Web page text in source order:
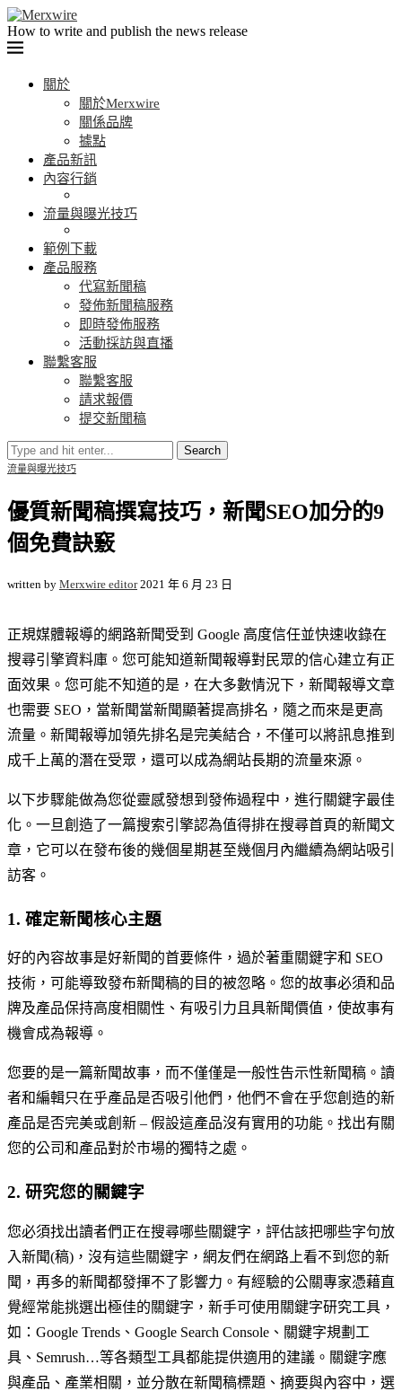
How to write and publish the news release
關於
關於Merxwire
關係品牌
據點
產品新訊
內容行銷
流量與曝光技巧
範例下載
產品服務
代寫新聞稿
發佈新聞稿服務
即時發佈服務
活動採訪與直播
聯繫客服
聯繫客服
請求報價
提交新聞稿
Search
流量與曝光技巧
優質新聞稿撰寫技巧，新聞SEO加分的9
個免費訣竅
written by Merxwire editor 2021 年 6 月 23 日
正規媒體報導的網路新聞受到 Google 高度信任並快速收錄在
搜尋引擎資料庫。您可能知道新聞報導對民眾的信心建立有正
面效果。您可能不知道的是，在大多數情況下，新聞報導文章
也需要 SEO，當新聞當新聞顯著提高排名，隨之而來是更高
流量。新聞報導加領先排名是完美結合，不僅可以將訊息推到
成千上萬的潛在受眾，還可以成為網站長期的流量來源。
以下步驟能做為您從靈感發想到發佈過程中，進行關鍵字最佳
化。一旦創造了一篇搜索引擎認為值得排在搜尋首頁的新聞文
章，它可以在發布後的幾個星期甚至幾個月內繼續為網站吸引
訪客。
1. 確定新聞核心主題
好的內容故事是好新聞的首要條件，過於著重關鍵字和 SEO
技術，可能導致發布新聞稿的目的被忽略。您的故事必須和品
牌及產品保持高度相關性、有吸引力且具新聞價值，使故事有
機會成為報導。
您要的是一篇新聞故事，而不僅僅是一般性告示性新聞稿。讀
者和編輯只在乎產品是否吸引他們，他們不會在乎您創造的新
產品是否完美或創新 – 假設這產品沒有實用的功能。找出有關
您的公司和產品對於市場的獨特之處。
2. 研究您的關鍵字
您必須找出讀者們正在搜尋哪些關鍵字，評估該把哪些字句放
入新聞(稿)，沒有這些關鍵字，網友們在網路上看不到您的新
聞，再多的新聞都發揮不了影響力。有經驗的公關專家憑藉直
覺經常能挑選出極佳的關鍵字，新手可使用關鍵字研究工具，
如：Google Trends、Google Search Console、關鍵字規劃工
具、Semrush…等各類型工具都能提供適用的建議。關鍵字應
與產品、產業相關，並分散在新聞稿標題、摘要與內容中，選